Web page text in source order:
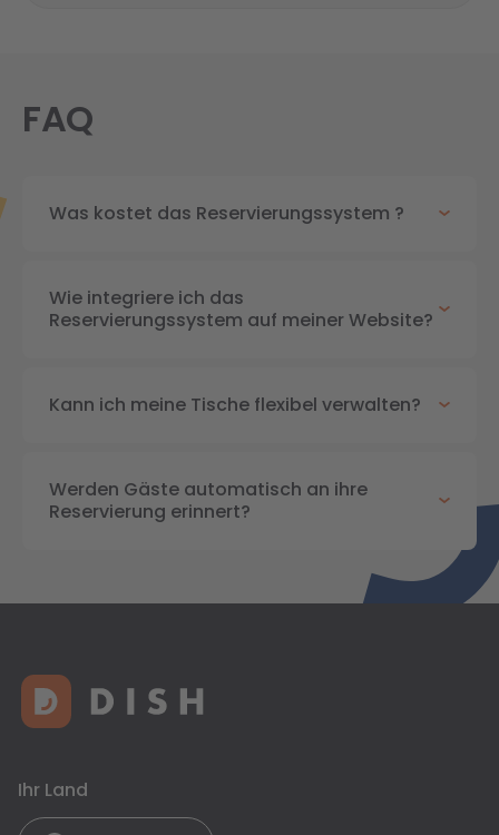
FAQ
Was kostet das Reservierungssystem ?
Wie integriere ich das
Reservierungssystem auf meiner Website?
Kann ich meine Tische flexibel verwalten?
Werden Gäste automatisch an ihre
Reservierung erinnert?
Ihr Land